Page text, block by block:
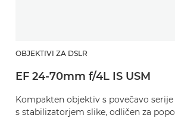
OBJEKTIVI ZA DSLR
EF 24-70mm f/4L IS USM
Kompakten objektiv s povečavo
s stabilizatorjem slike, odličen za